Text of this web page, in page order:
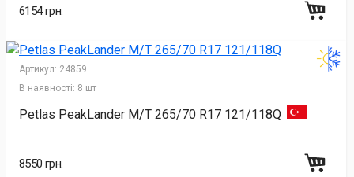
6154 грн.
Артикул: 24859
В наявності: 8 шт
Petlas PeakLander M/T 265/70 R17 121/118Q
8550 грн.